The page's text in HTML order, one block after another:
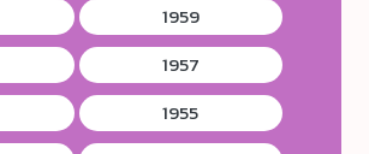
1959
1957
1955